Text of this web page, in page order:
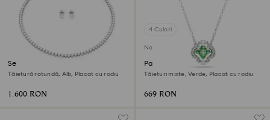
Set Matrix Tennis
Tăietură rotundă, Alb, Placat cu rodiu
1.600 RON
4 Culori
Nou
Pandantiv Una Angelic
Tăieturi mixte, Verde, Placat cu rodiu
669 RON